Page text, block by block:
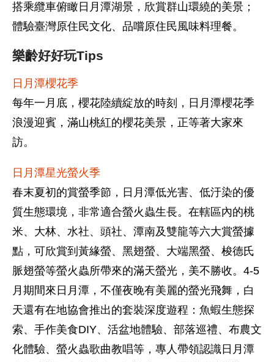
搭乘纜車俯瞰日月潭湖景，欣賞群山環繞的美景；
體驗臺灣原住民文化、品嚐原住民風味料理餐。
樂齡好好玩Tips
日月潭櫻花季
每年一月底，櫻花陸續綻放的時刻，日月潭櫻花季
浪漫迎賓，滿山桃紅的櫻花美景，正等著大家來
訪。
日月潭星光螢火季
春末夏初的賞螢季節，日月潭低光害、低汙染的優
質生態環境，非常適合螢火蟲生長。在轄區內的桃
米、大林、水社、頭社、潭南及雙龍等六大賞螢據
點，可欣賞到黃緣螢、黑翅螢、大端黑螢、梭德氏
脈翅螢等螢火蟲所帶來的滿天螢光，美不勝收。4-5
月期間來日月潭，不僅夜晚有美麗的螢光飛舞，白
天還有在地協會推出的套裝深度遊程：魚蝦生態探
索、手作美食DIY、活盆地體驗、部落巡禮、布農文
化體驗、螢火蟲歌曲教唱等，專人帶領認識日月潭